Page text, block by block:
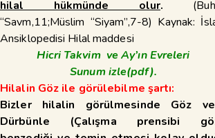
hilal hükmünde olur.
“Savm,11;Müslim “Siyam”,7-8) Kaynak:
Ansiklopedisi Hilal maddesi
Hicri Takvim ve Ay’ın Evreleri
Sunumizle(pdf).
Hilalin Göz ile görülebilme şartı:
Bizler hilalin görülmesinde Göz
Dürbünle (Çalışma prensibi